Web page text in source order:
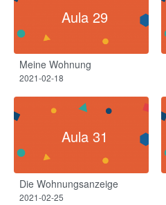
Aula 29
Meine Wohnung
2021-02-18
Aula 31
Die Wohnungsanzeige
2021-02-25